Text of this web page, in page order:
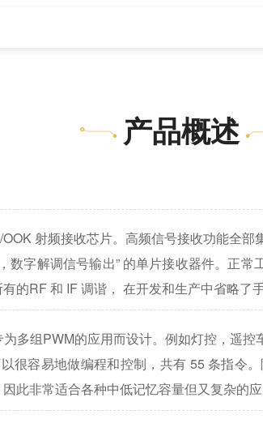
产品概述
射频接收芯片。高频信号接收功能全
数字解调信号输出” 的单片接收器件。正常
的RF 和 IF 调谐， 在开发和生产中省略了
多组PWM的应用而设计。例如灯控，遥
很容易地做编程和控制，共有 55 条指令
此非常适合各种中低记忆容量但又复杂的